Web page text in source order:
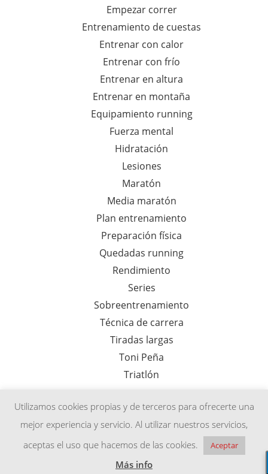
Empezar correr
Entrenamiento de cuestas
Entrenar con calor
Entrenar con frío
Entrenar en altura
Entrenar en montaña
Equipamiento running
Fuerza mental
Hidratación
Lesiones
Maratón
Media maratón
Plan entrenamiento
Preparación física
Quedadas running
Rendimiento
Series
Sobreentrenamiento
Técnica de carrera
Tiradas largas
Toni Peña
Triatlón
Afiliados
Renovación cuota entrenamiento
Utilizamos cookies propias y de terceros para ofrecerte una
mejor experiencia y servicio. Al utilizar nuestros servicios,
aceptas el uso que hacemos de las cookies.
Aceptar
Más info